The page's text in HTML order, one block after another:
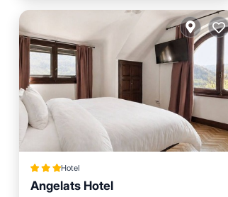
Hotel
Angelats Hotel